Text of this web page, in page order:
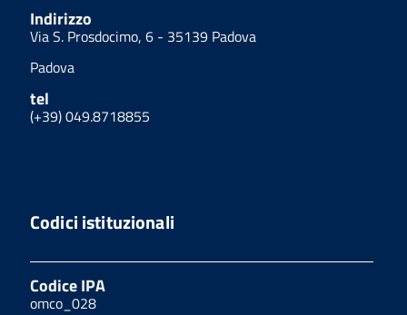
Indirizzo
Via S. Prosdocimo, 6 - 35139 Padova
Padova
tel
(+39) 049.8718855
Codici istituzionali
Codice IPA
omco_028